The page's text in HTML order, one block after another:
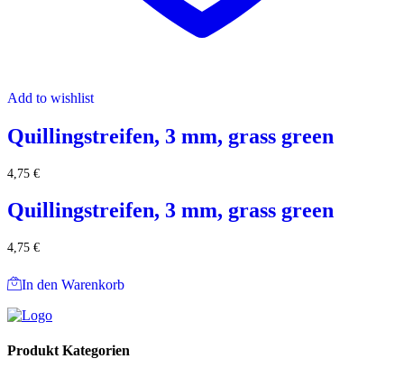
Add to wishlist
Quillingstreifen, 3 mm, grass green
4,75 €
Quillingstreifen, 3 mm, grass green
4,75 €
In den Warenkorb
Produkt Kategorien